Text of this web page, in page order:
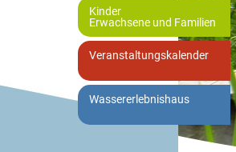
Kinder
Erwachsene und Familien
Veranstaltungskalender
Wassererlebnishaus